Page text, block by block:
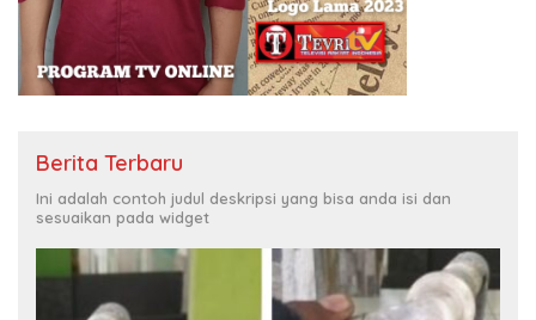
Berita Terbaru
Ini adalah contoh judul deskripsi yang bisa anda isi dan
sesuaikan pada widget